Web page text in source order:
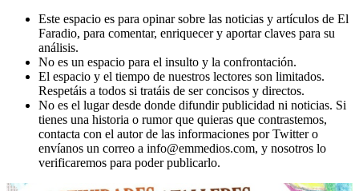
Este espacio es para opinar sobre las noticias y artículos de El
Faradio, para comentar, enriquecer y aportar claves para su
análisis.
No es un espacio para el insulto y la confrontación.
El espacio y el tiempo de nuestros lectores son limitados.
Respetáis a todos si tratáis de ser concisos y directos.
No es el lugar desde donde difundir publicidad ni noticias. Si
tienes una historia o rumor que quieras que contrastemos,
contacta con el autor de las informaciones por Twitter o
envíanos un correo a info@emmedios.com, y nosotros lo
verificaremos para poder publicarlo.